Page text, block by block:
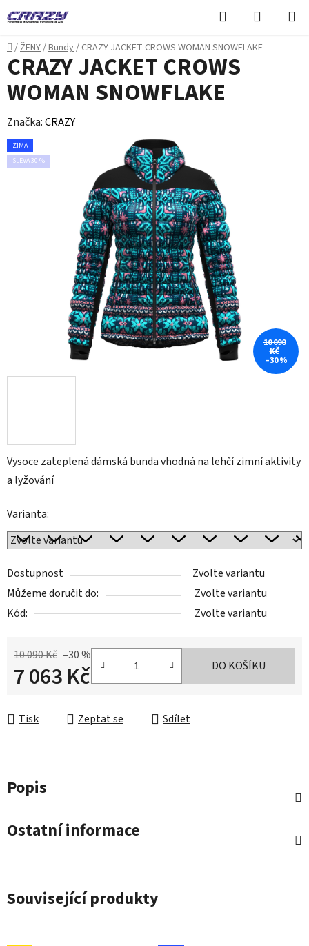
na
obsah
Hledat
KOŠÍK
Domů
/ŽENY/Bundy/ CRAZY JACKET CROWS WOMAN SNOWFLAKE
Vysoce zateplená dámská bunda vhodná na lehčí zimní aktivity
a lyžování
Varianta:
Dostupnost
Zvolte variantu
Můžeme doručit do:
Zvolte variantu
Kód:
Zvolte variantu
10 090 Kč –30 %
7 063 Kč DO KOŠÍKU
Tisk Zeptat se Sdílet
CRAZY JACKET CROWS
WOMAN SNOWFLAKE
Značka:CRAZY
ZIMA
SLEVA 30 %
10 090
KČ
–30 %
Popis
Ostatní informace
Související produkty